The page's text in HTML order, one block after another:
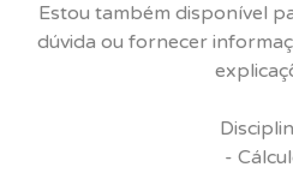
Estou também disponível
dúvida ou fornecer
-